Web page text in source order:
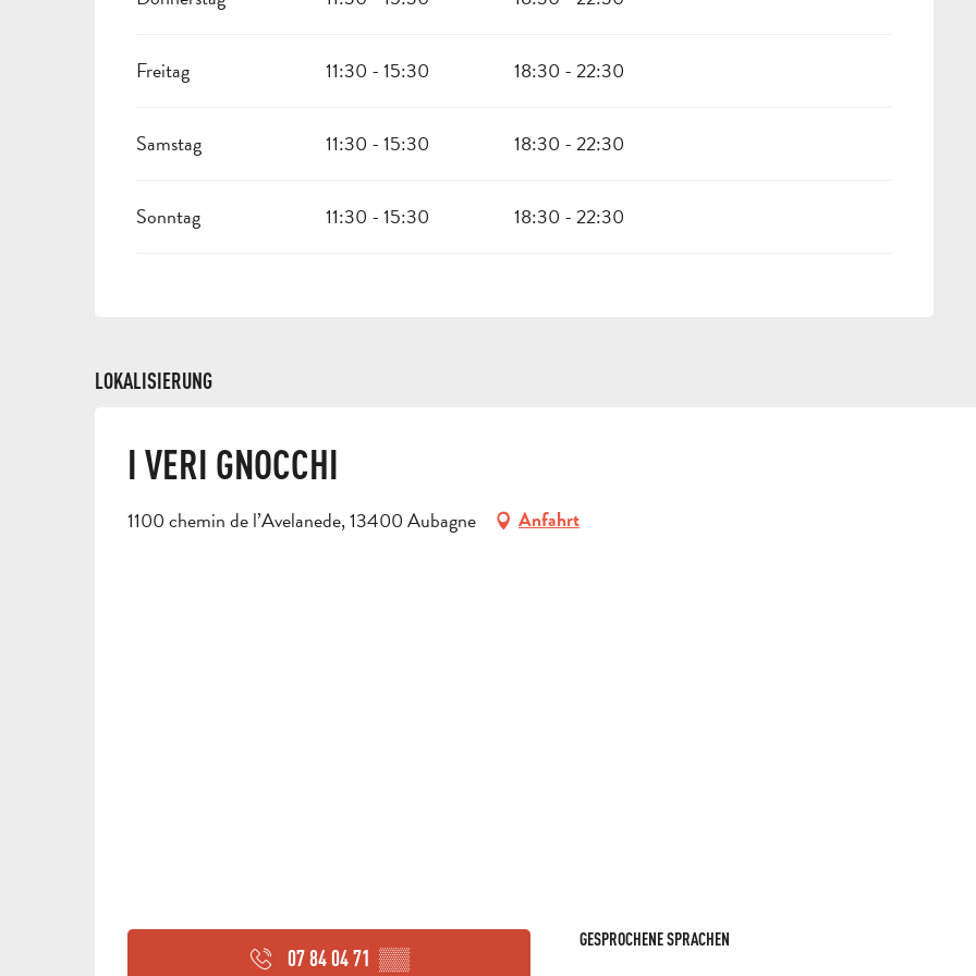
Freitag 11:30 - 15:30 18:30 - 22:30
Samstag 11:30 - 15:30 18:30 - 22:30
Sonntag 11:30 - 15:30 18:30 - 22:30
LOKALISIERUNG
I VERI GNOCCHI
1100 chemin de l’Avelanede, 13400 Aubagne Anfahrt
07 84 04 71 ▒▒
GESPROCHENE SPRACHEN
GESPROCHENE SPRACHEN